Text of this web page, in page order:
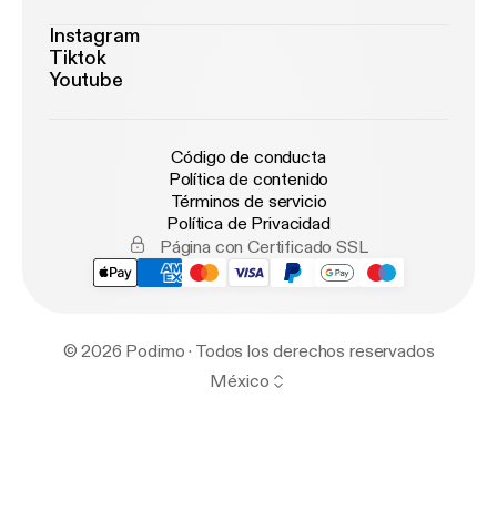
Instagram
Tiktok
Youtube
Código de conducta
Política de contenido
Términos de servicio
Política de Privacidad
Página con Certificado SSL
© 2026 Podimo · Todos los derechos reservados
México